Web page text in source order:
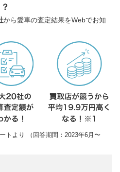
から愛車の査定結果をWebでお知
トより （回答期間：2023年6月〜